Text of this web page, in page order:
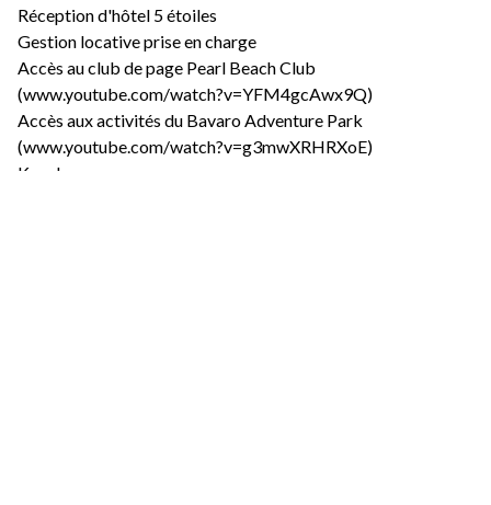
Réception d'hôtel 5 étoiles
Gestion locative prise en charge
Accès au club de page Pearl Beach Club
(www.youtube.com/watch?v=YFM4gcAwx9Q)
Accès aux activités du Bavaro Adventure Park
(www.youtube.com/watch?v=g3mwXRHRXoE)
Kayak